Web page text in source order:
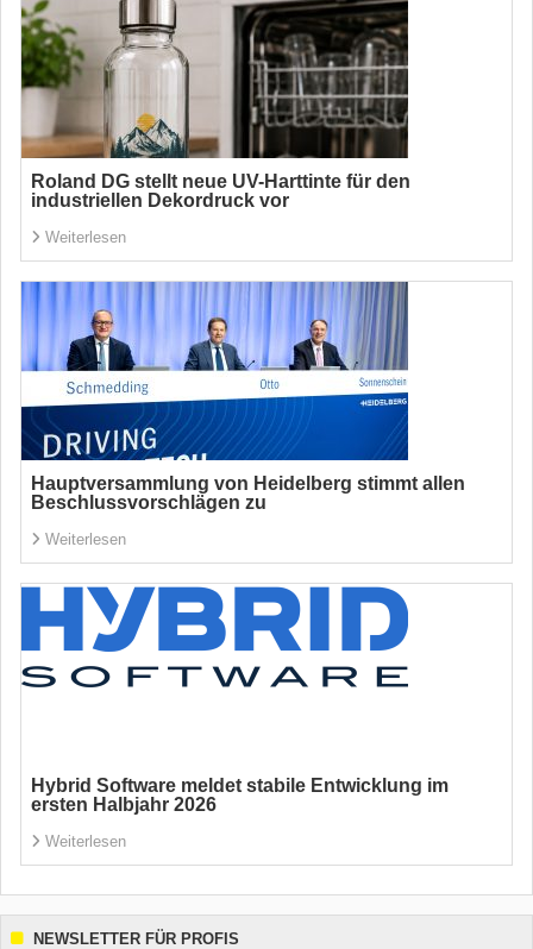
Roland DG stellt neue UV-Harttinte für den
industriellen Dekordruck vor
Weiterlesen
Hauptversammlung von Heidelberg stimmt allen
Beschlussvorschlägen zu
Weiterlesen
Hybrid Software meldet stabile Entwicklung im
ersten Halbjahr 2026
Weiterlesen
NEWSLETTER FÜR PROFIS